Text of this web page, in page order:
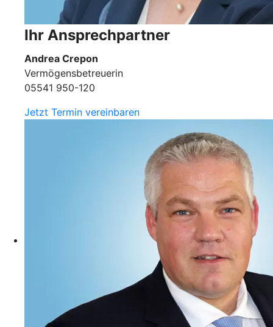
Ihr Ansprechpartner
Andrea Crepon
Vermögensbetreuerin
05541 950-120
Jetzt Termin vereinbaren